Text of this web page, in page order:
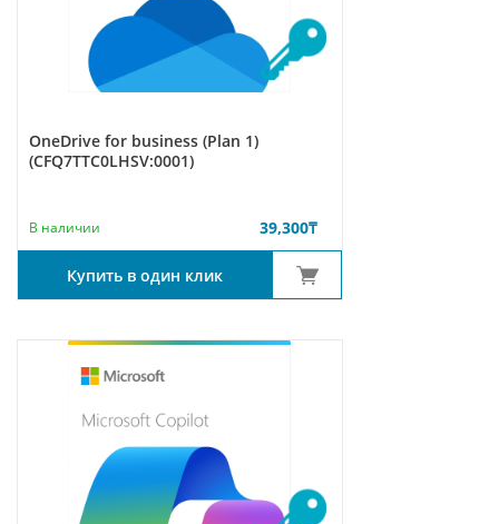
OneDrive for business (Plan 1)
(CFQ7TTC0LHSV:0001)
В наличии 39,300₸
Купить в один клик